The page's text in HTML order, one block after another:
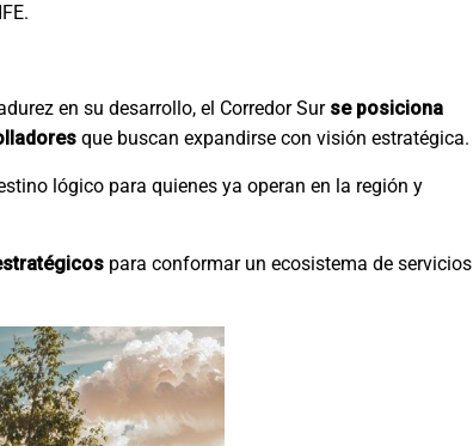
en su desarrollo, el Corredor Sur se posiciona
que buscan expandirse con visión estratégica.
lógico para quienes ya operan en la región y
para conformar un ecosistema de servicios